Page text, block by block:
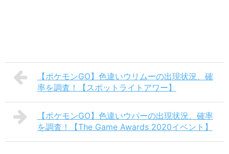
【ポケモンGO】色違いウリムーの出現状況、確
率を調査！【スポットライトアワー】
【ポケモンGO】色違いウパーの出現状況、確率
を調査！【The Game Awards 2020イベント】